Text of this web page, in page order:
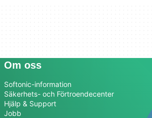
Om oss
Softonic-information
Säkerhets- och Förtroendecenter
Hjälp & Support
Jobb